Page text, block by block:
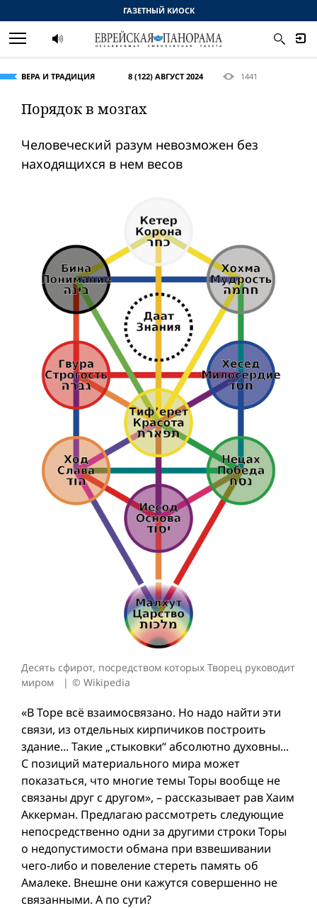
ВЕРА И ТРАДИЦИЯ 8 (122) АВГУСТ 2024 1441
Порядок в мозгах
Человеческий разум невозможен без
находящихся в нем весов
Десять сфирот, посредством которых Творец руководит
миром
© Wikipedia
«В Торе всё взаимосвязано. Но надо найти эти
связи, из отдельных кирпичиков построить
здание... Такие „стыковки“ абсолютно духовны...
С позиций материального мира может
показаться, что многие темы Торы вообще не
связаны друг с другом», – рассказывает рав Хаим
Аккерман. Предлагаю рассмотреть следующие
непосредственно одни за другими строки Торы
о недопустимости обмана при взвешивании
чего-либо и повеление стереть память об
Амалеке. Внешне они кажутся совершенно не
связанными. А по сути?
ГАЗЕТНЫЙ КИОСК